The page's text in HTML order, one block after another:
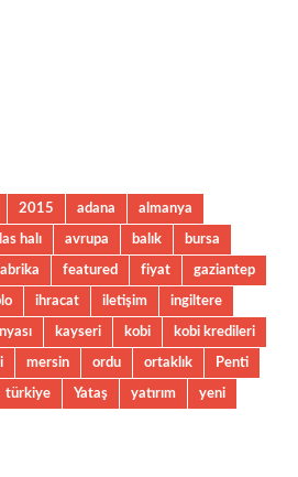
2015 adana
almanya
halı avrupa balık
bursa
featured fiyat
gaziantep
ihracat iletişim
ingiltere
kayseri kobi
kobi kredileri
mersin ordu ortaklık
Penti
türkiye Yataş yatırım
yeni